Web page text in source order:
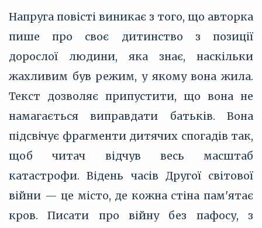
Напруга повісті виникає з того, що авторка
пише про своє дитинство з позиції
дорослої людини, яка знає, наскільки
жахливим був режим, у якому вона жила.
Текст дозволяє припустити, що вона не
намагається виправдати батьків. Вона
підсвічує фрагменти дитячих спогадів так,
щоб читач відчув весь масштаб
катастрофи. Відень часів Другої світової
війни — це місто, де кожна стіна пам'ятає
кров. Писати про війну без пафосу, з